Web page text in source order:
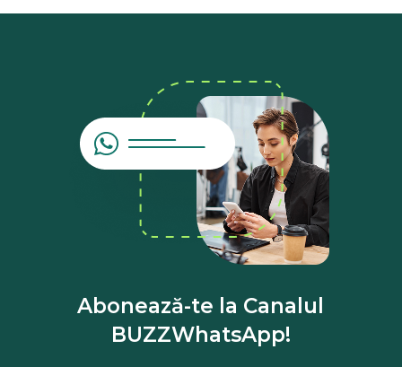
Abonează-te la Canalul
BUZZWhatsApp!